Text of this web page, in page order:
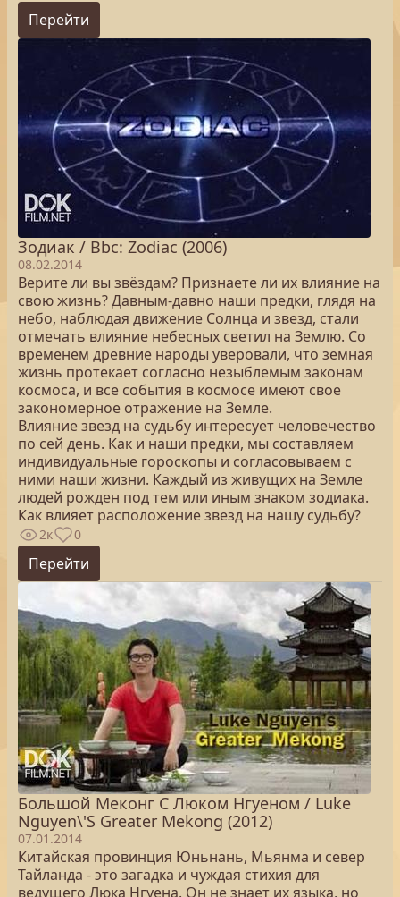
Перейти
Зодиак / Bbc: Zodiac (2006)
08.02.2014
Верите ли вы звёздам? Признаете ли их влияние на
свою жизнь? Давным-давно наши предки, глядя на
небо, наблюдая движение Солнца и звезд, стали
отмечать влияние небесных светил на Землю. Со
временем древние народы уверовали, что земная
жизнь протекает согласно незыблемым законам
космоса, и все события в космосе имеют свое
закономерное отражение на Земле.
Влияние звезд на судьбу интересует человечество
по сей день. Как и наши предки, мы составляем
индивидуальные гороскопы и согласовываем с
ними наши жизни. Каждый из живущих на Земле
людей рожден под тем или иным знаком зодиака.
Как влияет расположение звезд на нашу судьбу?
2к 0
Перейти
Большой Меконг С Люком Нгуеном / Luke
Nguyen\'S Greater Mekong (2012)
07.01.2014
Китайская провинция Юньнань, Мьянма и север
Тайланда - это загадка и чуждая стихия для
ведущего Люка Нгуена. Он не знает их языка, но